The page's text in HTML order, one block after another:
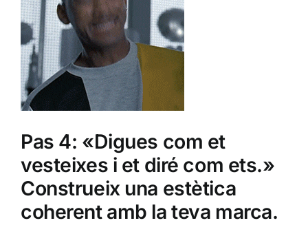
Pas 4: «Digues com et
vesteixes i et diré com ets.»
Construeix una estètica
coherent amb la teva marca.